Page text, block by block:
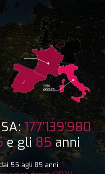
177’139’980
e gli 85anni
55 agli 85 anni